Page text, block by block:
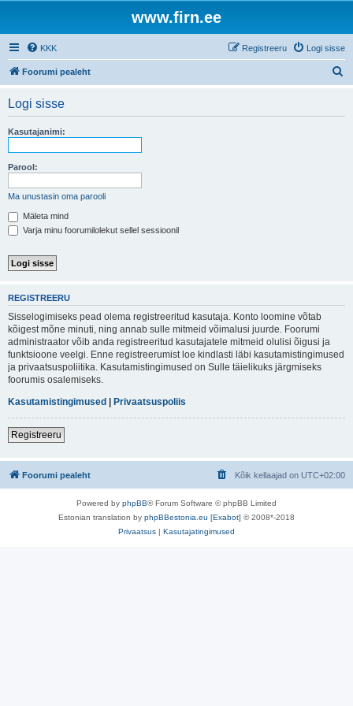
www.firn.ee
KKK Logi sisse
Registreeru
Foorumi pealeht
Logi sisse
Kasutajanimi:
Parool:
Ma unustasin oma parooli
Mäleta mind
Varja minu foorumilolekut sellel sessioonil
REGISTREERU
Sisselogimiseks pead olema registreeritud kasutaja. Konto loomine võtab
kõigest mõne minuti, ning annab sulle mitmeid võimalusi juurde. Foorumi
administraator võib anda registreeritud kasutajatele mitmeid olulisi õigusi ja
funktsioone veelgi. Enne registreerumist loe kindlasti läbi kasutamistingimused
ja privaatsuspoliitika. Kasutamistingimused on Sulle täielikuks järgmiseks
foorumis osalemiseks.
Kasutamistingimused | Privaatsuspoliis
Registreeru
Foorumi pealeht Kõik kellaajad on UTC+02:00
Powered by phpBB® Forum Software © phpBB Limited
Estonian translation by phpBBestonia.eu [Exabot] © 2008*-2018
Privaatsus | Kasutajatingimused